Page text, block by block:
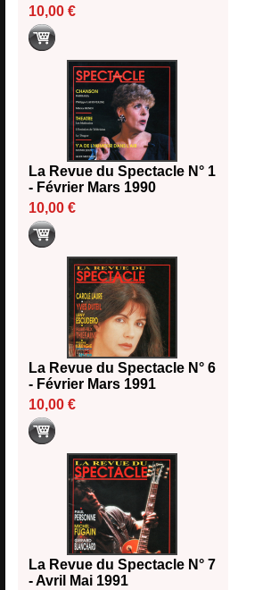
10,00 €
La Revue du Spectacle N° 1
- Février Mars 1990
10,00 €
La Revue du Spectacle N° 6
- Février Mars 1991
10,00 €
La Revue du Spectacle N° 7
- Avril Mai 1991